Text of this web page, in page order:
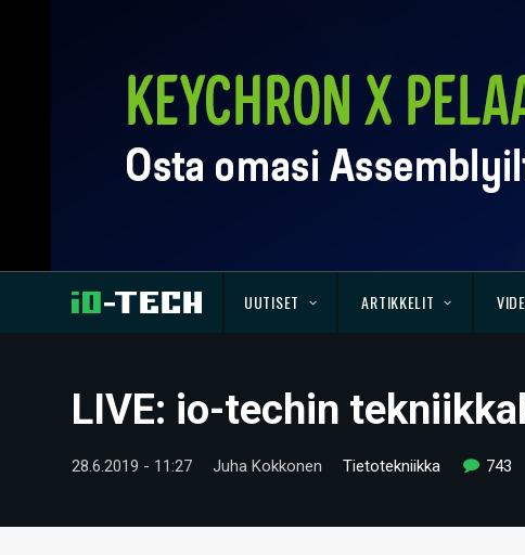
UUTISET ARTIKKELIT
LIVE: io-techin
28.6.2019 - 11:27 Juha Kokkonen Tietotekniikka 743